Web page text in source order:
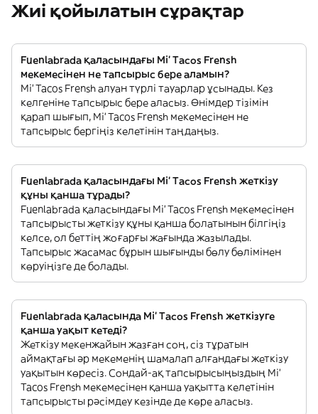
Жиі қойылатын сұрақтар
Fuenlabrada қаласындағы Mi' Tacos Frensh
мекемесінен не тапсырыс бере аламын?
Mi' Tacos Frensh алуан түрлі тауарлар ұсынады. Кез
келгеніне тапсырыс бере аласыз. Өнімдер тізімін
қарап шығып, Mi' Tacos Frensh мекемесінен не
тапсырыс бергіңіз келетінін таңдаңыз.
Fuenlabrada қаласындағы Mi' Tacos Frensh жеткізу
құны қанша тұрады?
Fuenlabrada қаласындағы Mi' Tacos Frensh мекемесінен
тапсырысты жеткізу құны қанша болатынын білгіңіз
келсе, ол беттің жоғарғы жағында жазылады.
Тапсырыс жасамас бұрын шығынды бөлу бөлімінен
көруіңізге де болады.
Fuenlabrada қаласында Mi' Tacos Frensh жеткізуге
қанша уақыт кетеді?
Жеткізу мекенжайын жазған соң, сіз тұратын
аймақтағы әр мекеменің шамалап алғандағы жеткізу
уақытын көресіз. Сондай-ақ тапсырысыңыздың Mi'
Tacos Frensh мекемесінен қанша уақытта келетінін
тапсырысты рәсімдеу кезінде де көре аласыз.